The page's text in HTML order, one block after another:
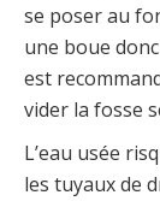
se poser au
une boue
est
vider la fosse
L’eau usée
les tuyaux de